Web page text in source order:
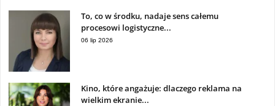
To, co w środku, nadaje sens całemu
procesowi logistyczne...
06 lip 2026
Kino, które angażuje: dlaczego reklama na
wielkim ekranie...